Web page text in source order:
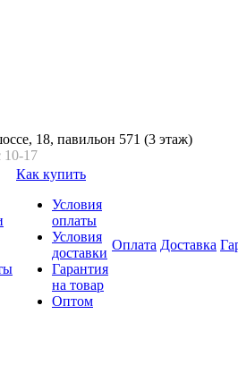
18, павильон 571 (3 этаж)
10-17
Как купить
Условия
оплаты
Условия
доставки
Гарантия
на товар
Оптом
Оплата Доставка